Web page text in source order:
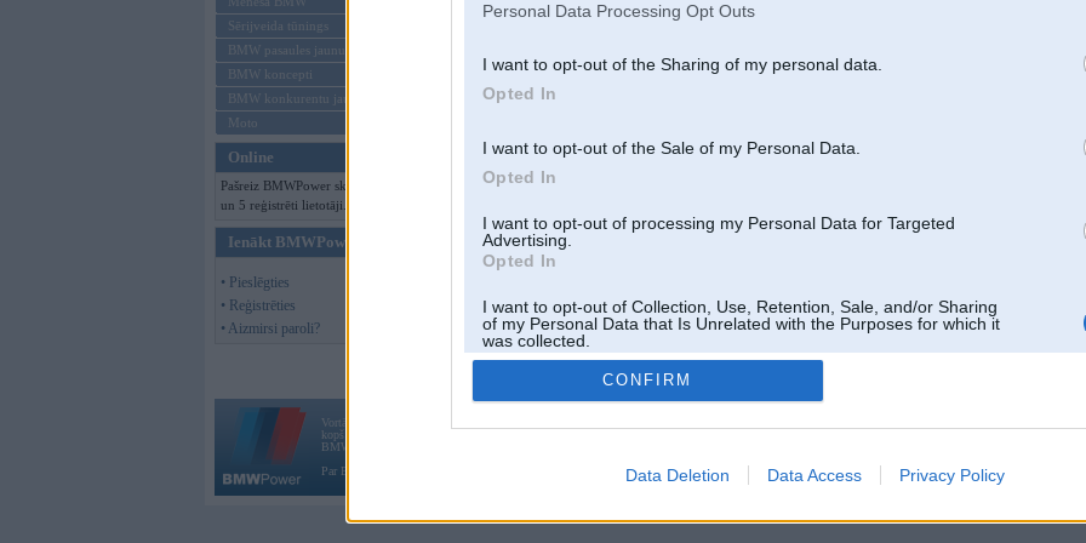
Personal Data Processing Opt Outs
I want to opt-out of the Sharing of my personal data.
Opted In
I want to opt-out of the Sale of my Personal Data.
Opted In
I want to opt-out of processing my Personal Data for Targeted
Advertising.
Opted In
I want to opt-out of Collection, Use, Retention, Sale, and/or Sharing
of my Personal Data that Is Unrelated with the Purposes for which it
was collected.
Opted Out
CONFIRM
Data Deletion Data Access Privacy Policy
Sērijveida tūnings
BMW pasaules jaunumi
BMW koncepti
BMW konkurentu jaunumi
Moto
Online
Pašreiz BMWPower skatās 97 viesi
un 5 reģistrēti lietotāji.
Ienākt BMWPower
• Pieslēgties
• Reģistrēties
• Aizmirsi paroli?
Vortāls BMWPower.lv darbojas
kopš 2002. gada 14. maija. Tas nav auto klubs un nav saistīts ar
BMW AG.
Par BMWPower